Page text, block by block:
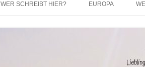
WER SCHREIBT HIER? EUROPA